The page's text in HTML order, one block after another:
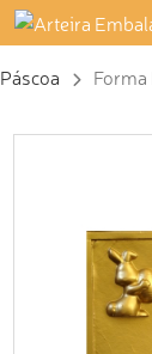
Páscoa
Forma